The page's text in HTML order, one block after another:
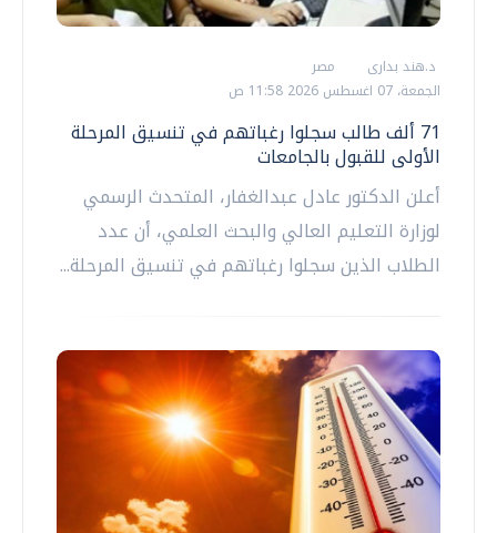
د.هند بدارى
مصر
الجمعة، 07 اغسطس 2026 11:58 ص
71 ألف طالب سجلوا رغباتهم في تنسيق المرحلة
الأولى للقبول بالجامعات
أعلن الدكتور عادل عبدالغفار، المتحدث الرسمي
لوزارة التعليم العالي والبحث العلمي، أن عدد
الطلاب الذين سجلوا رغباتهم في تنسيق المرحلة...